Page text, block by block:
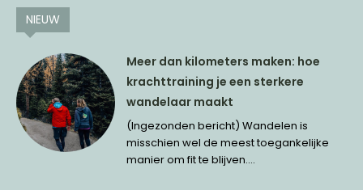
NIEUW
Meer dan kilometers maken: hoe
krachttraining je een sterkere
wandelaar maakt
(Ingezonden bericht) Wandelen is
misschien wel de meest toegankelijke
manier om fit te blijven....